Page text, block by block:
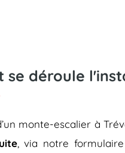
se déroule
monte-escalier à
, via notre